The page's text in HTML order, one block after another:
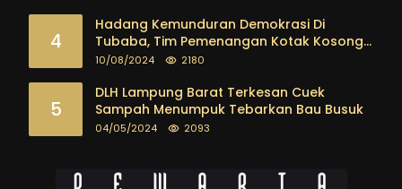
masyarakat
4
Hadang Kemunduran Demokrasi Di
Tubaba, Tim Pemenangan Kotak Kosong
Segera Dibentuk
10/08/2024 2180
5
DLH Lampung Barat Terkesan Cuek
Sampah Menumpuk Tebarkan Bau Busuk
04/05/2024 2093